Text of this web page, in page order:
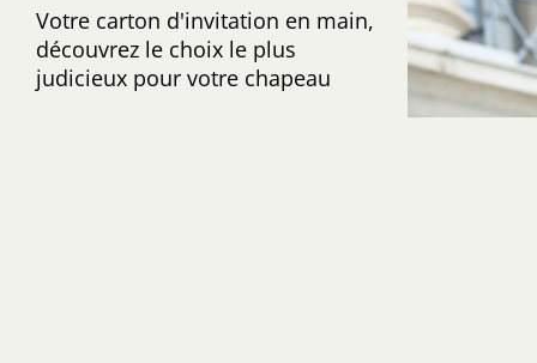
Votre carton d'invitation en main,
découvrez le choix le plus
judicieux pour votre chapeau